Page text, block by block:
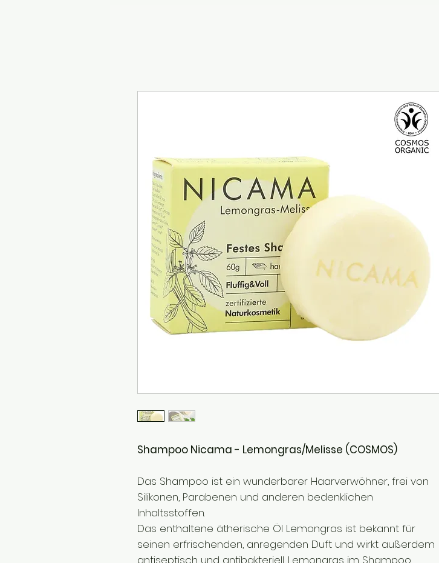
Shampoo Nicama - Lemongras/Melisse (COSMOS)
Das Shampoo ist ein wunderbarer Haarverwöhner, frei von
Silikonen, Parabenen und anderen bedenklichen
Inhaltsstoffen.
Das enthaltene ätherische Öl Lemongras ist bekannt für
seinen erfrischenden, anregenden Duft und wirkt außerdem
antiseptisch und antibakteriell. Lemongras im Shampoo